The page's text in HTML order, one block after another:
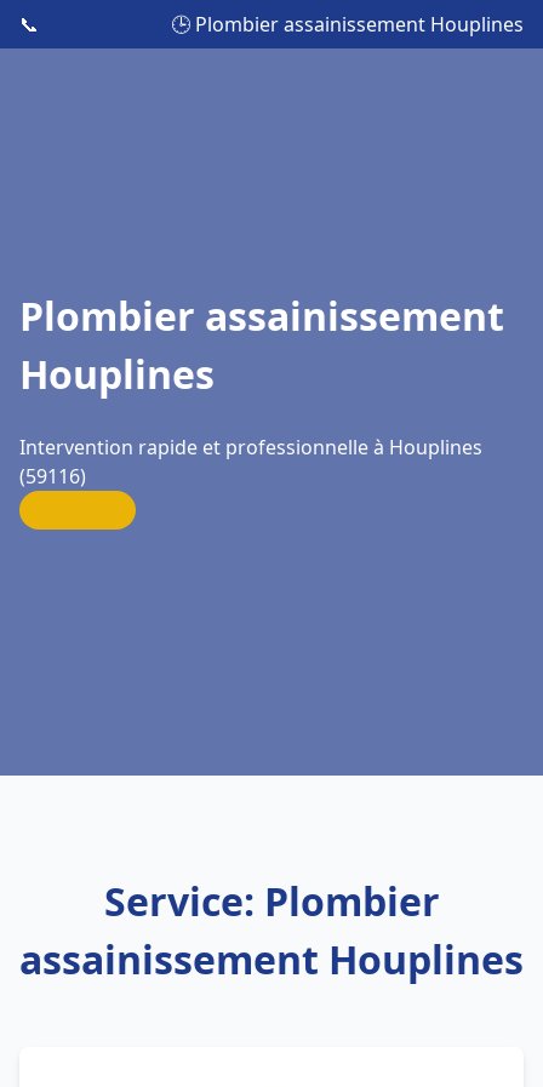
📞 🕒 Plombier assainissement Houplines
Plombier assainissement
Houplines
Intervention rapide et professionnelle à Houplines
(59116)
Service: Plombier
assainissement Houplines